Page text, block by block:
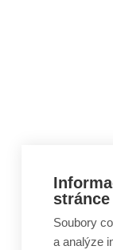
stránce
Soubory
a analýze